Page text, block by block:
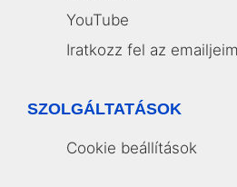
YouTube
Iratkozz fel az
SZOLGÁLTATÁSOK
Cookie beállítások